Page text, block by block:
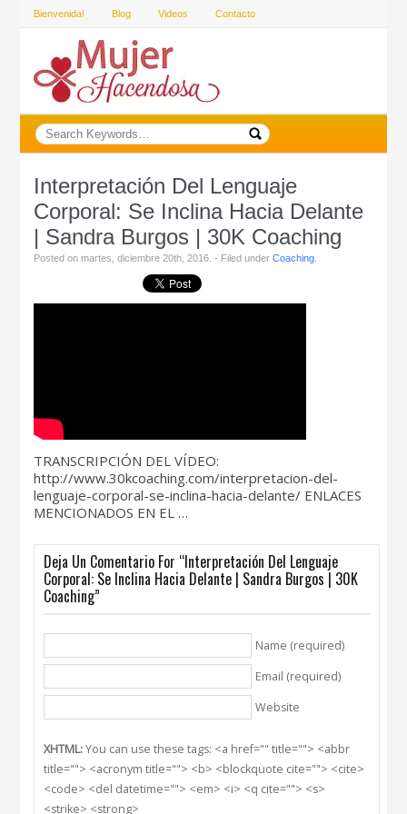
Bienvenida! Blog Videos Contacto
Interpretación Del Lenguaje
Corporal: Se Inclina Hacia Delante
| Sandra Burgos | 30K Coaching
Posted on martes, diciembre 20th, 2016. - Filed underCoaching
TRANSCRIPCIÓN DEL VÍDEO:
http://www.30kcoaching.com/interpretacion-del-
lenguaje-corporal-se-inclina-hacia-delante/ ENLACES
MENCIONADOS EN EL …
Deja Un Comentario For “Interpretación Del Lenguaje
Corporal: Se Inclina Hacia Delante | Sandra Burgos | 30K
Coaching”
Name (required)
Email (required)
Website
XHTML:You can use these tags: <a href="" title=""> <abbr
title=""> <acronym title=""> <b> <blockquote cite=""> <cite>
<code> <del datetime=""> <em> <i> <q cite=""> <s>
<strike> <strong>